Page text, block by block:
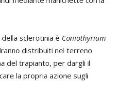
sclerotinia è Coniothyrium
distribuiti nel terreno
del trapianto, per dargli il
la propria azione sugli